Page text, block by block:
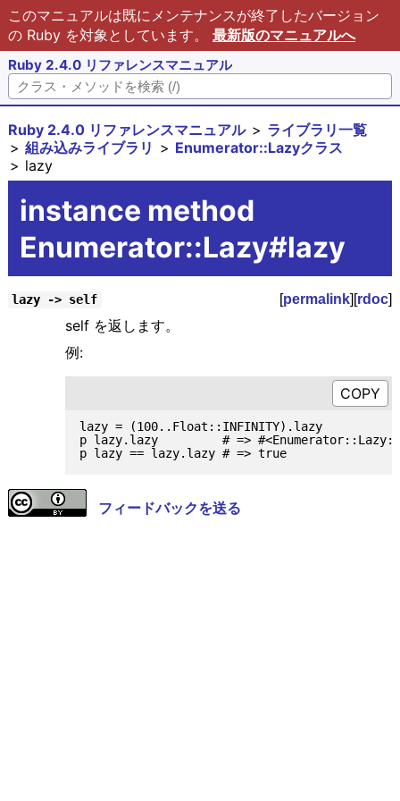
このマニュアルは既にメンテナンスが終了したバージョン
の Ruby を対象としています。 最新版のマニュアルへ
Ruby 2.4.0 リファレンスマニュアル
Ruby 2.4.0 リファレンスマニュアル
ライブラリ一覧
組み込みライブラリ
Enumerator::Lazyクラス
lazy
instance method
Enumerator::Lazy#lazy
lazy -> self [permalink][rdoc]
self を返します。
例:
lazy = (100..Float::INFINITY).lazy
p lazy.lazy         # =>
p lazy == lazy.lazy # => true
フィードバックを送る